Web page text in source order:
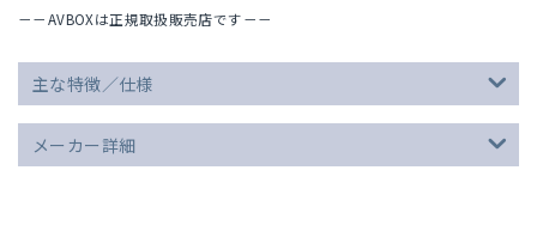
－－AVBOXは正規取扱販売店です－－
主な特徴／仕様
メーカー詳細